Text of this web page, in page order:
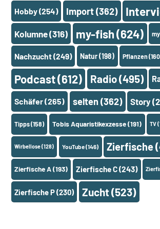
Hobby(254) Import(362)
Kolumne(316) my-fish(624)
Nachzucht(249) Natur(198) Pflanzen
Podcast(612) Radio(495)
Schäfer(265) selten (362) Story
Tipps(158) Tobis Aquaristikexzesse(191) TV
Wirbellose(128) YouTube(146) Zierfische
Zierfische A(193) Zierfische C(243)
Zierfische P(230) Zucht(523)